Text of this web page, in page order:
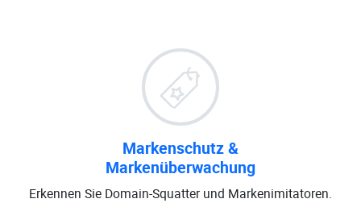
Markenschutz &
Markenüberwachung
Erkennen Sie Domain-Squatter und Markenimitatoren.